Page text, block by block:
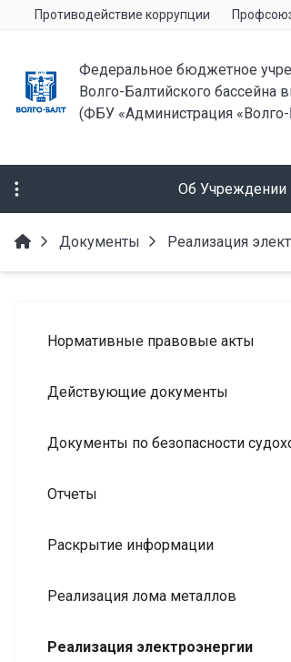
Противодействие коррупции
Федеральное бюджетное
Волго-Балтийского бассейна
(ФБУ «Администрация «Волго-
Об Учреждении
Документы Реализация
Нормативные правовые акты
Действующие документы
Документы по безопасности
Отчеты
Раскрытие информации
Реализация лома металлов
Реализация электроэнергии